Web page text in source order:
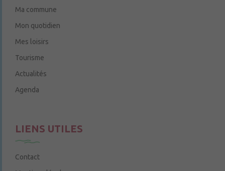
Ma commune
Mon quotidien
Mes loisirs
Tourisme
Actualités
Agenda
LIENS UTILES
Contact